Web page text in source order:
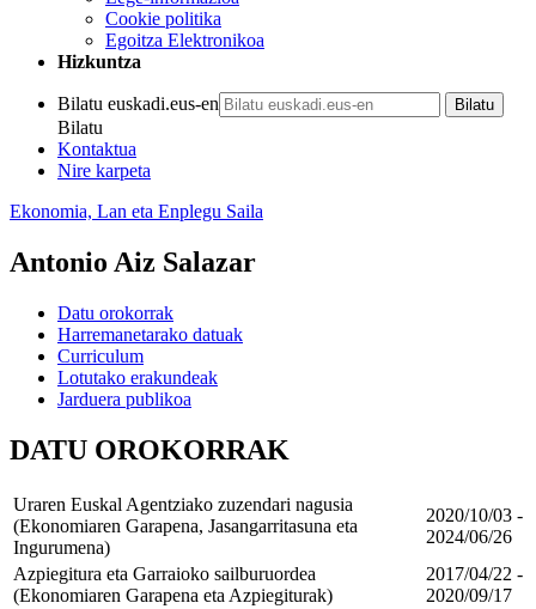
Cookie politika
Egoitza Elektronikoa
Hizkuntza
Bilatu euskadi.eus-en
Bilatu
Kontaktua
Nire karpeta
Ekonomia, Lan eta Enplegu Saila
Antonio Aiz Salazar
Datu orokorrak
Harremanetarako datuak
Curriculum
Lotutako erakundeak
Jarduera publikoa
DATU OROKORRAK
Uraren Euskal Agentziako zuzendari nagusia
(Ekonomiaren Garapena, Jasangarritasuna eta
Ingurumena)
2020/10/03 -
2024/06/26
Azpiegitura eta Garraioko sailburuordea
(Ekonomiaren Garapena eta Azpiegiturak)
2017/04/22 -
2020/09/17